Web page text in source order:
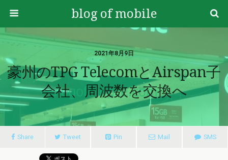
blog of mobile
2021年8月9日
豪州のTPG TelecomとAirspan子
会社、周波数を交換へ
Share Tweet Pin Mail SMS